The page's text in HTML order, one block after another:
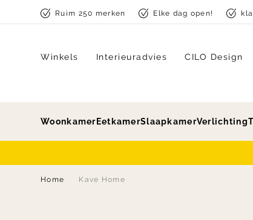
Skip to contentRuim 250 merken Elke dag open!
Winkels Interieuradvies CILO Design
Woonkamer EetkamerSlaapkamerVerlichting
Home Kave Home